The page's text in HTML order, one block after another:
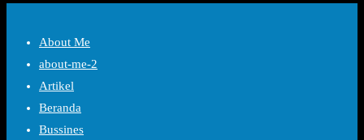
About Me
about-me-2
Artikel
Beranda
Bussines